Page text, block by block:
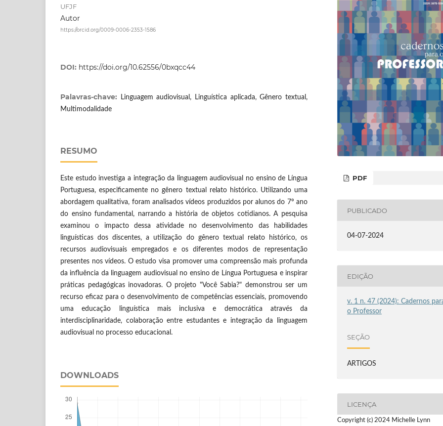
UFJF
Autor
https://orcid.org/0009-0006-2353-1586
DOI: https://doi.org/10.62556/0bxqcc44
Palavras-chave:
Linguagem audiovisual, Linguística aplicada, Gênero textual,
Multimodalidade
RESUMO
Este estudo investiga a integração da linguagem audiovisual no ensino de Língua
Portuguesa, especificamente no gênero textual relato histórico. Utilizando uma
abordagem qualitativa, foram analisados vídeos produzidos por alunos do 7º ano
do ensino fundamental, narrando a história de objetos cotidianos. A pesquisa
examinou o impacto dessa atividade no desenvolvimento das habilidades
linguísticas dos discentes, a utilização do gênero textual relato histórico, os
recursos audiovisuais empregados e os diferentes modos de representação
presentes nos vídeos. O estudo visa promover uma compreensão mais profunda
da influência da linguagem audiovisual no ensino de Língua Portuguesa e inspirar
práticas pedagógicas inovadoras. O projeto "Você Sabia?" demonstrou ser um
recurso eficaz para o desenvolvimento de competências essenciais, promovendo
uma educação linguística mais inclusiva e democrática através da
interdisciplinaridade, colaboração entre estudantes e integração da linguagem
audiovisual no processo educacional.
DOWNLOADS
PDF
PUBLICADO
04-07-2024
EDIÇÃO
v. 1 n. 47 (2024): Cadernos
o Professor
SEÇÃO
ARTIGOS
LICENÇA
Copyright (c) 2024 Michelle Lynn